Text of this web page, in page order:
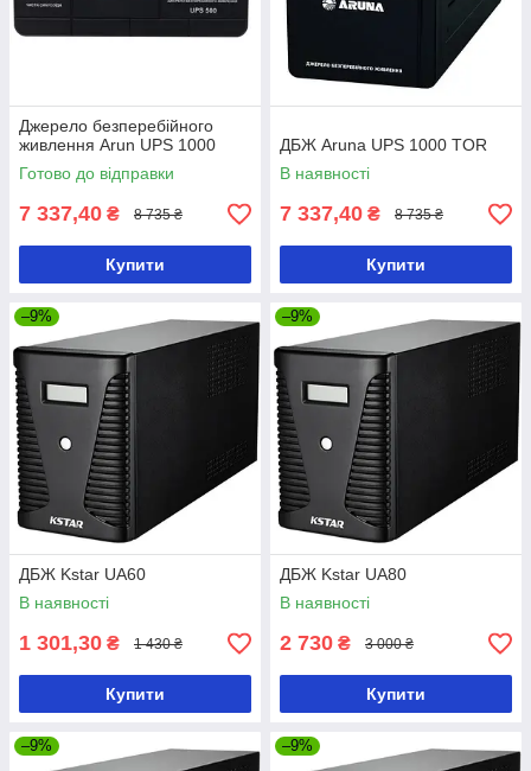
Джерело безперебійного
живлення Arun UPS 1000
Готово до відправки
7 337,40 ₴ 8 735 ₴
Купити
ДБЖ Aruna UPS 1000 TOR
В наявності
7 337,40 ₴ 8 735 ₴
Купити
–9%
ДБЖ Kstar UA60
В наявності
1 301,30 ₴ 1 430 ₴
Купити
–9%
ДБЖ Kstar UA80
В наявності
2 730 ₴ 3 000 ₴
Купити
–9% –9%